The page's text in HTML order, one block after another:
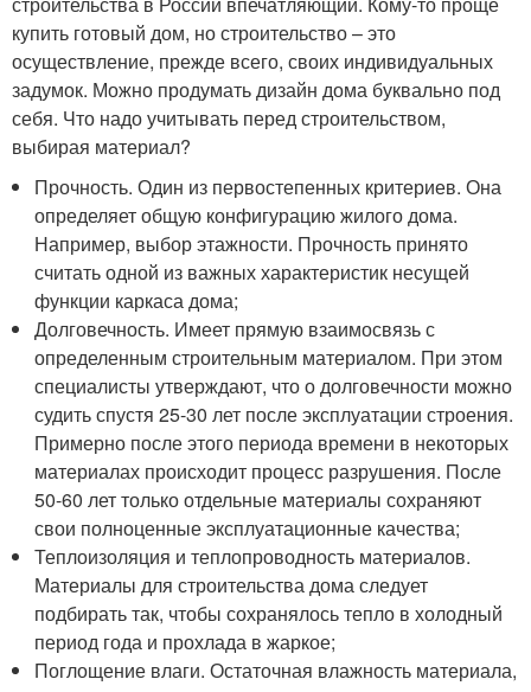
купить готовый дом, но строительство – это
осуществление, прежде всего, своих индивидуальных
задумок. Можно продумать дизайн дома буквально под
себя. Что надо учитывать перед строительством,
выбирая материал?
Прочность. Один из первостепенных критериев. Она
определяет общую конфигурацию жилого дома.
Например, выбор этажности. Прочность принято
считать одной из важных характеристик несущей
функции каркаса дома;
Долговечность. Имеет прямую взаимосвязь с
определенным строительным материалом. При этом
специалисты утверждают, что о долговечности можно
судить спустя 25-30 лет после эксплуатации строения.
Примерно после этого периода времени в некоторых
материалах происходит процесс разрушения. После
50-60 лет только отдельные материалы сохраняют
свои полноценные эксплуатационные качества;
Теплоизоляция и теплопроводность материалов.
Материалы для строительства дома следует
подбирать так, чтобы сохранялось тепло в холодный
период года и прохлада в жаркое;
Поглощение влаги. Остаточная влажность материала,